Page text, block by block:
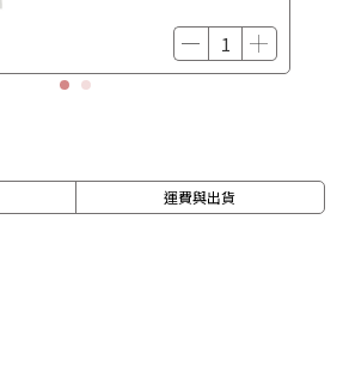
運費與出貨